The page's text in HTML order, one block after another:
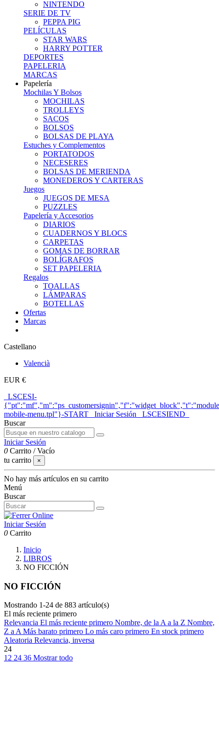
NINTENDO
SERIE DE TV
PEPPA PIG
PELÍCULAS
STAR WARS
HARRY POTTER
DEPORTES
PAPELERIA
MARCAS
Papelería
Mochilas Y Bolsos
MOCHILAS
TROLLEYS
SACOS
BOLSOS
BOLSAS DE PLAYA
Estuches y Complementos
PORTATODOS
NECESERES
BOLSAS DE MERIENDA
MONEDEROS Y CARTERAS
Juegos
JUEGOS DE MESA
PUZZLES
Papelería y Accesorios
DIARIOS
CUADERNOS Y BLOCS
CARPETAS
GOMAS DE BORRAR
BOLÍGRAFOS
SET PAPELERIA
Regalos
TOALLAS
LÁMPARAS
BOTELLAS
Ofertas
Marcas
Castellano
Valencià
EUR €
_LSCESI-
mobile-menu.tpl"}-START_ Iniciar Sesión _LSCESIEND_
Buscar
Iniciar Sesión
0 Carrito /Vacío
tu carrito
×
No hay más artículos en su carrito
Menú
Buscar
Iniciar Sesión
0 Carrito
Inicio
LIBROS
NO FICCIÓN
NO FICCIÓN
Mostrando 1-24 de 883 artículo(s)
El más reciente primero
Relevancia El más reciente primero Nombre, de la A a la Z Nombre,
Z a AMás barato primero Lo más caro primero En stock primero
Aleatoria Relevancia, inversa
24
12 24 36 Mostrar todo